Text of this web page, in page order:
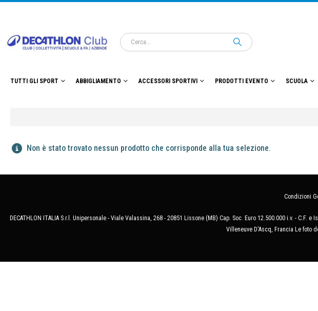
TUTTI GLI SPORT ABBIGLIAMENTO ACCESSORI SPORTIVI PRODOTTI EVENTO SCUOLA
Non è stato trovato nessun prodotto che corrisponde alla tua selezione.
Condizioni
DECATHLON ITALIA S.r.l. Unipersonale - Viale Valassina, 268 - 20851 Lissone (MB) Cap. Soc. Euro 12.500.000 i.v. - C.F.
Villeneuve D'Ascq, Francia Le foto